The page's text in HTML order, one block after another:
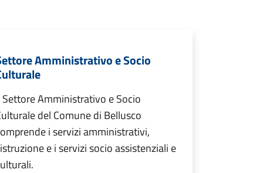
Amministrativo e Socio
Settore Amministrativo e Socio
del Comune di Bellusco
i servizi amministrativi,
e i servizi socio assistenziali e